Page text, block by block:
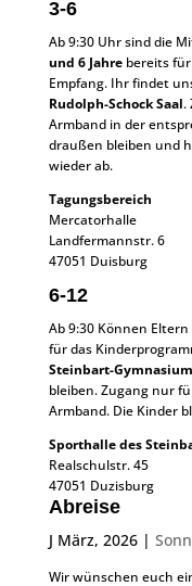
3-6
Ab 9:30 Uhr sind die
und 6 Jahrebereits für
Empfang. Ihr findet
Rudolph-Schock Saal.
Armband in der
draußen bleiben und
wieder ab.
Tagungsbereich
Mercatorhalle
Landfermannstr. 6
47051 Duisburg
6-12
Ab 9:30 Können
für das
Steinbart-
bleiben. Zugang nur
Armband. Die Kinder
Sporthalle des
Realschulstr. 45
47051 Duzisburg
Abreise
J März, 2026|
Wir wünschen euch